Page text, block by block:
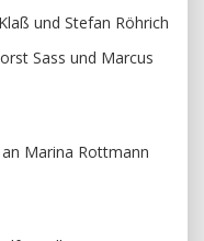
und Stefan Röhrich
Sass und Marcus
Marina Rottmann